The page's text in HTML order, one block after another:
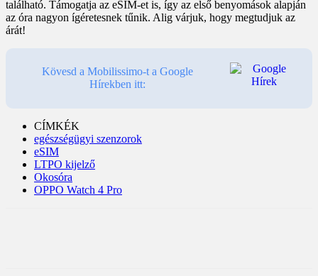
található. Támogatja az eSIM-et is, így az első benyomások alapján
az óra nagyon ígéretesnek tűnik. Alig várjuk, hogy megtudjuk az
árát!
Kövesd a Mobilissimo-t a Google
Hírekben itt:
CÍMKÉK
egészségügyi szenzorok
eSIM
LTPO kijelző
Okosóra
OPPO Watch 4 Pro